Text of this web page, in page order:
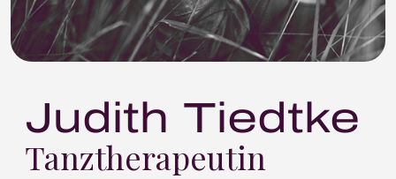
Judith Tiedtke
Tanztherapeutin